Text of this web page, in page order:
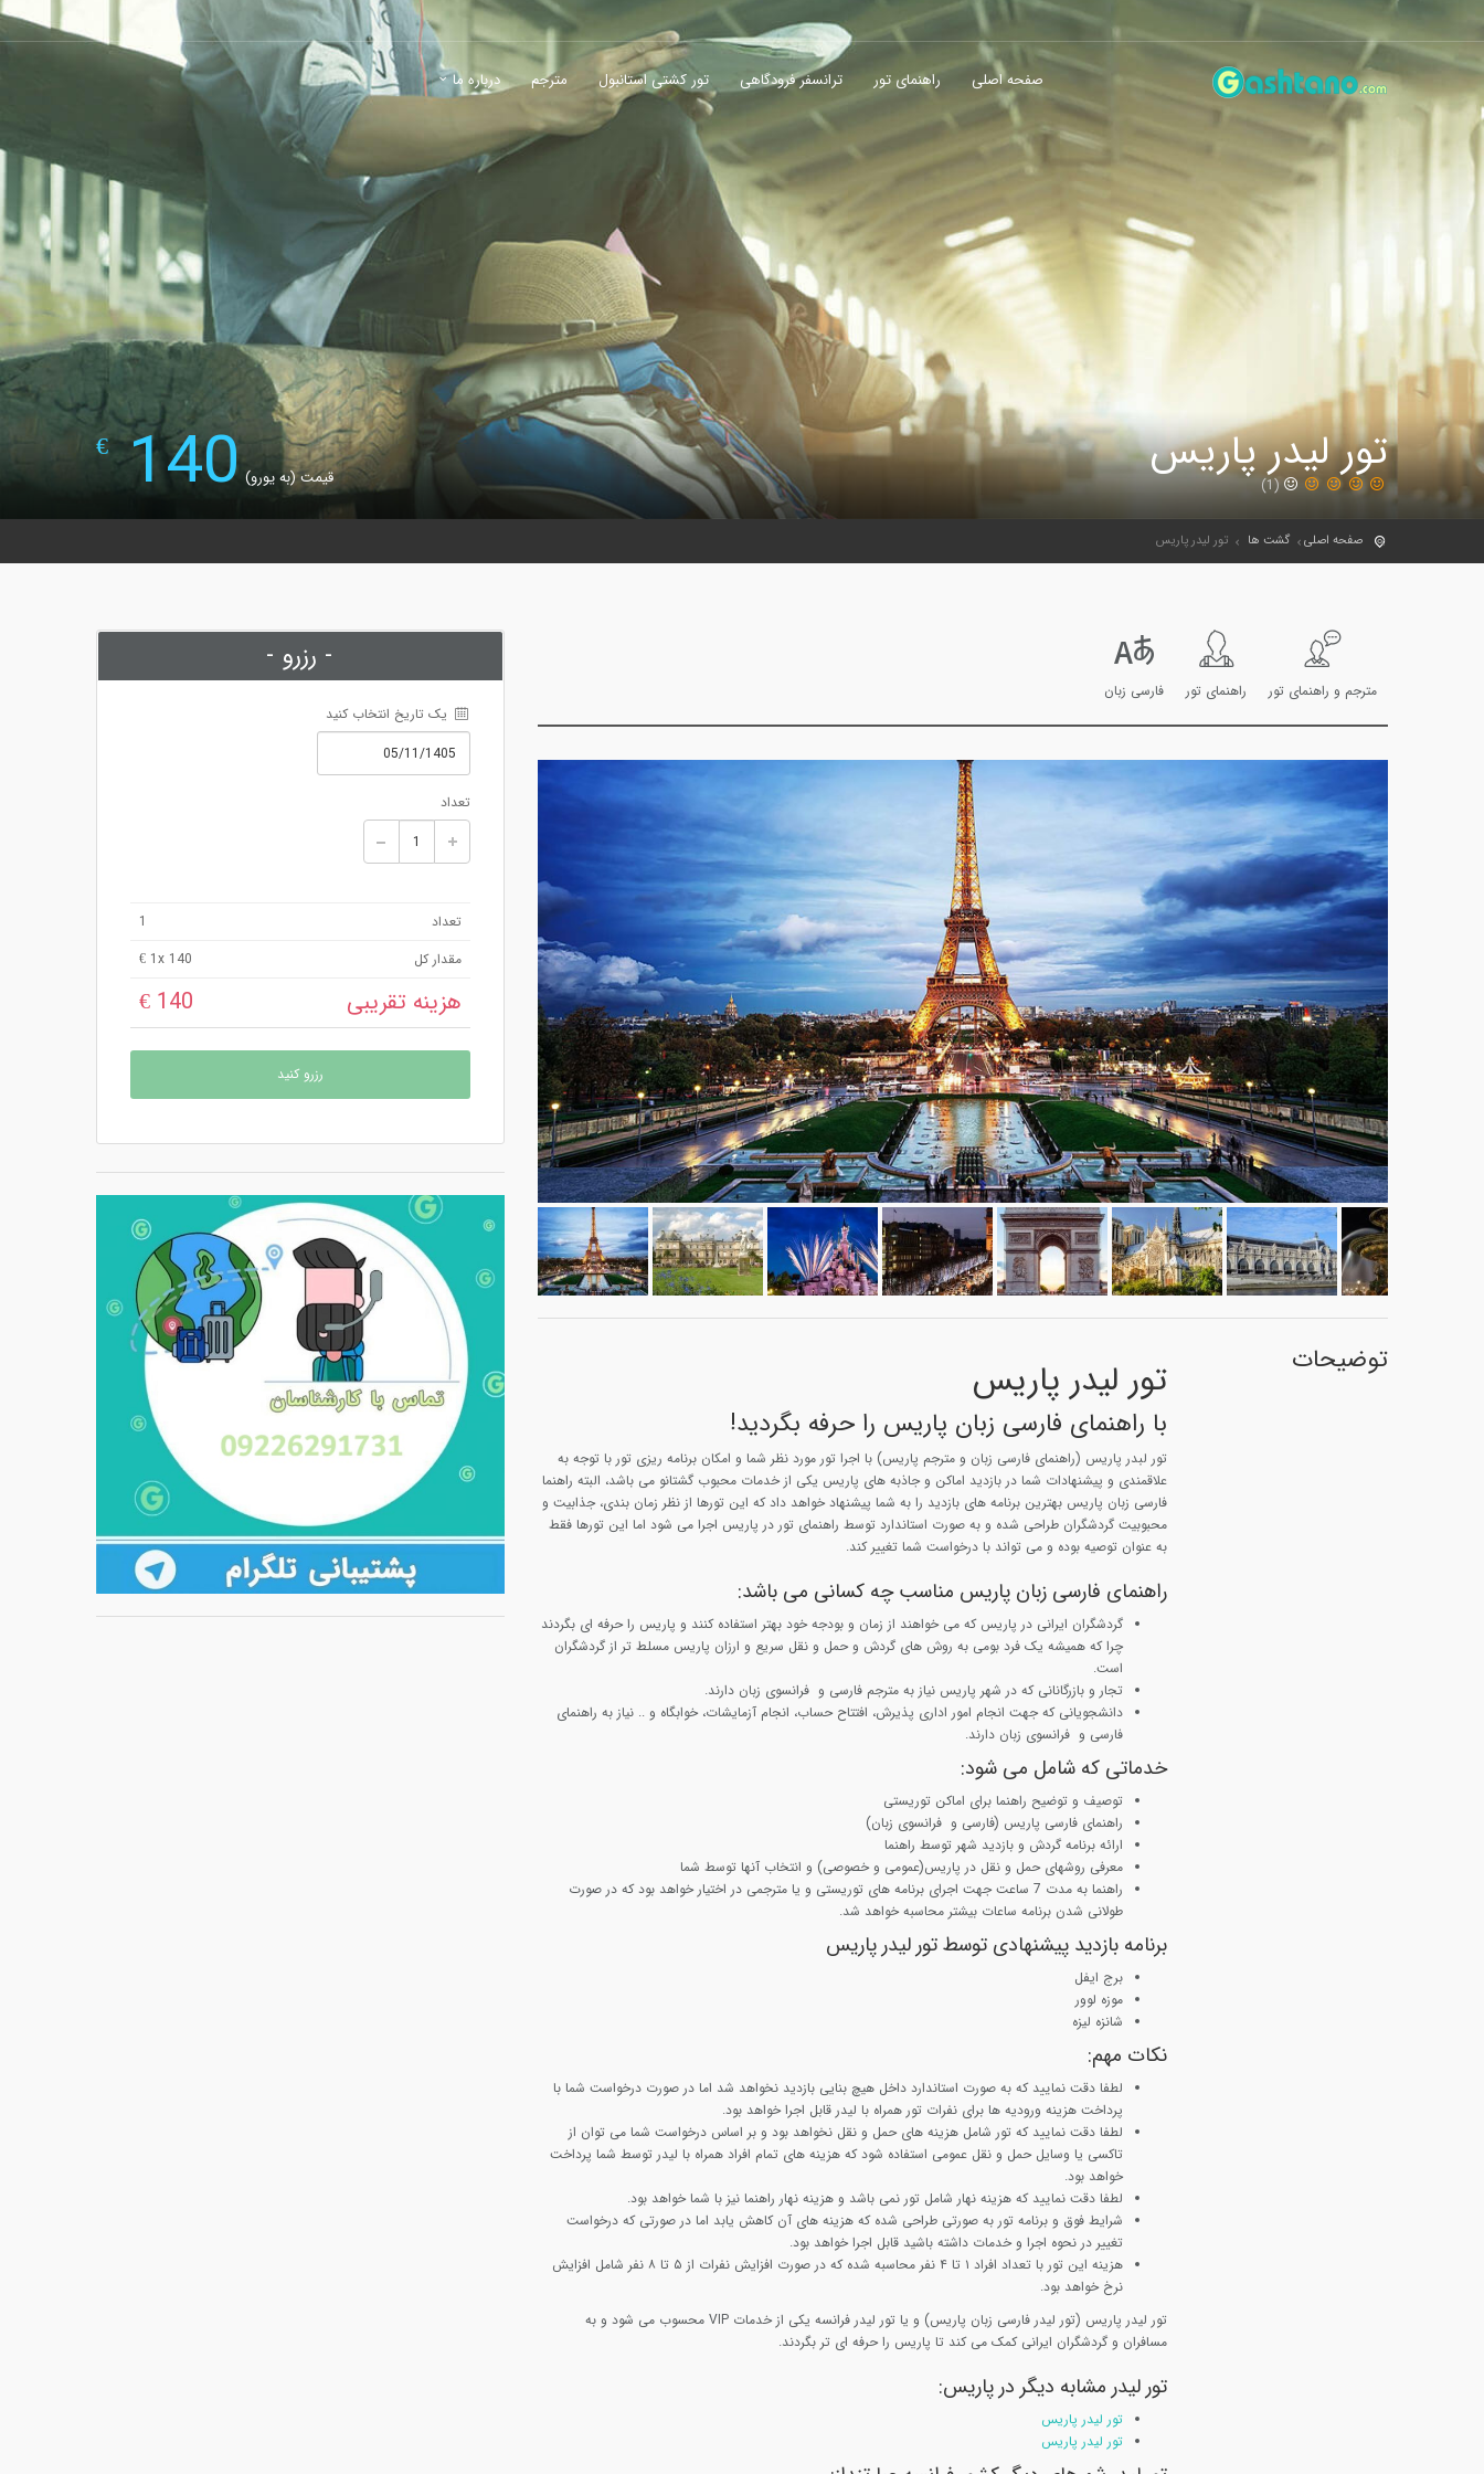
صفحه اصلی راهنمای تور ترانسفر فرودگاهی تور کشتی استانبول مترجم درباره ما
تور لیدر پاریس
(1) قیمت (به یورو)140
€
صفحه اصلی گشت ها تور لیدر پاریس
مترجم و راهنمای تور راهنمای تور فارسی زبان
توضیحات تور لیدر پاریس
با راهنمای فارسی زبان پاریس را حرفه بگردید!
تور لبدر پاریس (راهنمای فارسی زبان و مترجم پاریس) با اجرا تور مورد نظر شما و امکان برنامه ریزی تور با توجه به
علاقمندی و پیشنهادات شما در بازدید اماکن و جاذبه های پاریس یکی از خدمات محبوب گشتانو می باشد، البته راهنما
فارسی زبان پاریس بهترین برنامه های بازدید را به شما پیشنهاد خواهد داد که این تورها از نظر زمان بندی، جذابیت و
محبوبیت گردشگران طراحی شده و به صورت استاندارد توسط راهنمای تور در پاریس اجرا می شود اما این تورها فقط
به عنوان توصیه بوده و می تواند با درخواست شما تغییر کند.
راهنمای فارسی زبان پاریس مناسب چه کسانی می باشد:
گردشگران ایرانی در پاریس که می خواهند از زمان و بودجه خود بهتر استفاده کنند و پاریس را حرفه ای بگردند
چرا که همیشه یک فرد بومی به روش های گردش و حمل و نقل سریع و ارزان پاریس مسلط تر از گردشگران
است.
تجار و بازرگانانی که در شهر پاریس نیاز به مترجم فارسی و فرانسوی زبان دارند.
دانشجویانی که جهت انجام امور اداری پذیرش، افتتاح حساب، انجام آزمایشات، خوابگاه و .. نیاز به راهنمای
فارسی و فرانسوی زبان دارند.
خدماتی که شامل می شود:
توصیف و توضیح راهنما برای اماکن توریستی
راهنمای فارسی پاریس (فارسی و فرانسوی زبان)
ارائه برنامه گردش و بازدید شهر توسط راهنما
معرفی روشهای حمل و نقل در پاریس(عمومی و خصوصی) و انتخاب آنها توسط شما
راهنما به مدت 7 ساعت جهت اجرای برنامه های توریستی و یا مترجمی در اختیار خواهد بود که در صورت
طولانی شدن برنامه ساعات بیشتر محاسبه خواهد شد.
برنامه بازدید پیشنهادی توسط تور لیدر پاریس
برج ایفل
موزه لوور
شانزه لیزه
نکات مهم:
لطفا دقت نمایید که به صورت استاندارد داخل هیچ بنایی بازدید نخواهد شد اما در صورت درخواست شما با
پرداخت هزینه ورودیه ها برای نفرات تور همراه با لیدر قابل اجرا خواهد بود.
لطفا دقت نمایید که تور شامل هزینه های حمل و نقل نخواهد بود و بر اساس درخواست شما می توان از
تاکسی یا وسایل حمل و نقل عمومی استفاده شود که هزینه های تمام افراد همراه با لیدر توسط شما پرداخت
خواهد بود.
لطفا دقت نمایید که هزینه نهار شامل تور نمی باشد و هزینه نهار راهنما نیز با شما خواهد بود.
شرایط فوق و برنامه تور به صورتی طراحی شده که هزینه های آن کاهش یابد اما در صورتی که درخواست
تغییر در نحوه اجرا و خدمات داشته باشید قابل اجرا خواهد بود.
هزینه این تور با تعداد افراد ۱ تا ۴ نفر محاسبه شده که در صورت افزایش نفرات از ۵ تا ۸ نفر شامل افزایش
نرخ خواهد بود.
تور لیدر پاریس (تور لیدر فارسی زبان پاریس) و یا تور لیدر فرانسه یکی از خدمات VIP محسوب می شود و به
مسافران و گردشگران ایرانی کمک می کند تا پاریس را حرفه ای تر بگردند.
تور لیدر مشابه دیگر در پاریس:
تور لیدر پاریس
تور لیدر پاریس
- رزرو -
یک تاریخ انتخاب کنید
تعداد
تعداد
1
مقدار کل
1x 140 €
هزینه تقریبی 140 €
رزرو کنید